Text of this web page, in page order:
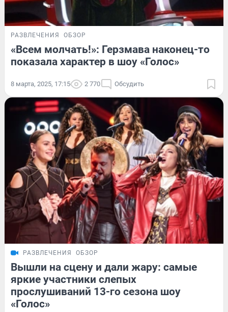
РАЗВЛЕЧЕНИЯ ОБЗОР
«Всем молчать!»: Герзмава наконец-то
показала характер в шоу «Голос»
8 марта, 2025, 17:15 2 770 Обсудить
РАЗВЛЕЧЕНИЯ ОБЗОР
Вышли на сцену и дали жару: самые
яркие участники слепых
прослушиваний 13-го сезона шоу
«Голос»